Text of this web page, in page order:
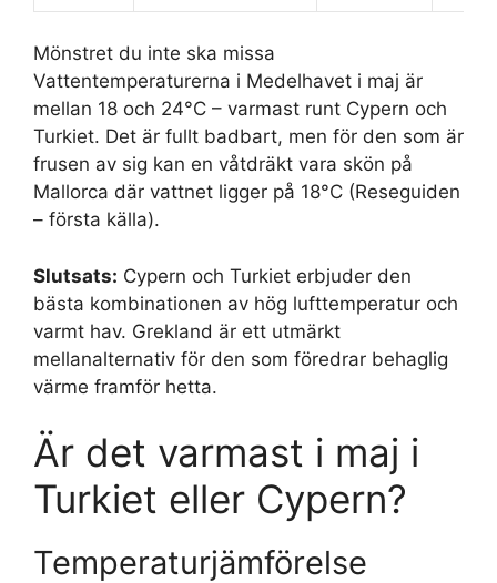
Mönstret du inte ska missa
Vattentemperaturerna i Medelhavet i maj är
mellan 18 och 24°C – varmast runt Cypern och
Turkiet. Det är fullt badbart, men för den som är
frusen av sig kan en våtdräkt vara skön på
Mallorca där vattnet ligger på 18°C (Reseguiden
– första källa).
Slutsats: Cypern och Turkiet erbjuder den
bästa kombinationen av hög lufttemperatur och
varmt hav. Grekland är ett utmärkt
mellanalternativ för den som föredrar behaglig
värme framför hetta.
Är det varmast i maj i
Turkiet eller Cypern?
Temperaturjämförelse